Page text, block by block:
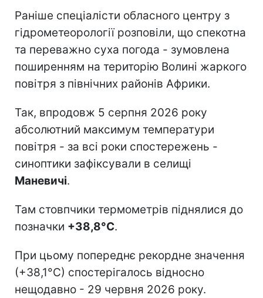
Раніше спеціалісти обласного центру з
гідрометеорології розповіли, що спекотна
та переважно суха погода - зумовлена
поширенням на територію Волині жаркого
повітря з північних районів Африки.
Так, впродовж 5 серпня 2026 року
абсолютний максимум температури
повітря - за всі роки спостережень -
синоптики зафіксували в селищі
Маневичі.
Там стовпчики термометрів піднялися до
позначки +38,8°С.
При цьому попереднє рекордне значення
(+38,1°С) спостерігалось відносно
нещодавно - 29 червня 2026 року.